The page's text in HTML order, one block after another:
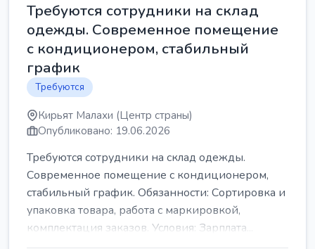
Требуются сотрудники на склад
одежды. Современное помещение
с кондиционером, стабильный
график
Требуются
Кирьят Малахи (Центр страны)
Опубликовано: 19.06.2026
Требуются сотрудники на склад одежды.
Современное помещение с кондиционером,
стабильный график. Обязанности: Сортировка и
упаковка товара, работа с маркировкой,
комплектация заказов. Условия: Зарплата...